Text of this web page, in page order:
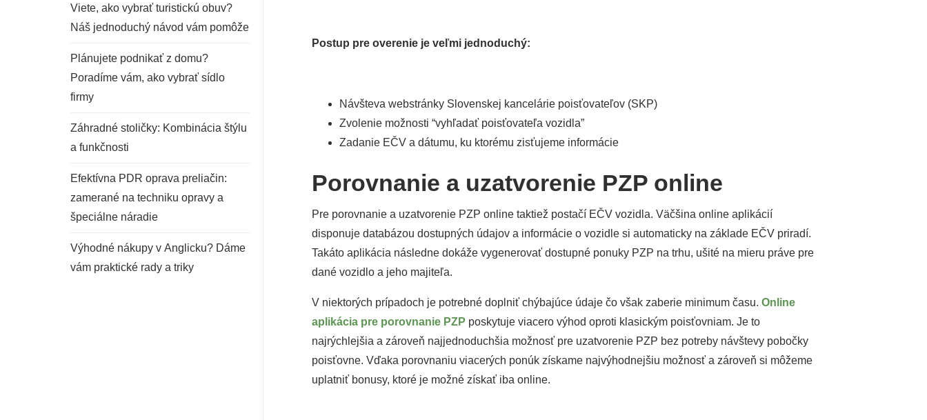
Postup pre overenie je veľmi jednoduchý:
Návšteva webstránky Slovenskej kancelárie poisťovateľov (SKP)
Zvolenie možnosti “vyhľadať poisťovateľa vozidla”
Zadanie EČV a dátumu, ku ktorému zisťujeme informácie
Porovnanie a uzatvorenie PZP online
Pre porovnanie a uzatvorenie PZP online taktiež postačí EČV vozidla. Väčšina online aplikácií
disponuje databázou dostupných údajov a informácie o vozidle si automaticky na základe EČV priradí.
Takáto aplikácia následne dokáže vygenerovať dostupné ponuky PZP na trhu, ušité na mieru práve pre
dané vozidlo a jeho majiteľa.
V niektorých prípadoch je potrebné doplniť chýbajúce údaje čo však zaberie minimum času. Online
aplikácia pre porovnanie PZP poskytuje viacero výhod oproti klasickým poisťovniam. Je to
najrýchlejšia a zároveň najjednoduchšia možnosť pre uzatvorenie PZP bez potreby návštevy pobočky
poisťovne. Vďaka porovnaniu viacerých ponúk získame najvýhodnejšiu možnosť a zároveň si môžeme
uplatniť bonusy, ktoré je možné získať iba online.
Viete, ako vybrať turistickú obuv?
Náš jednoduchý návod vám pomôže
Plánujete podnikať z domu?
Poradíme vám, ako vybrať sídlo
firmy
Záhradné stoličky: Kombinácia štýlu
a funkčnosti
Efektívna PDR oprava preliačin:
zamerané na techniku opravy a
špeciálne náradie
Výhodné nákupy v Anglicku? Dáme
vám praktické rady a triky